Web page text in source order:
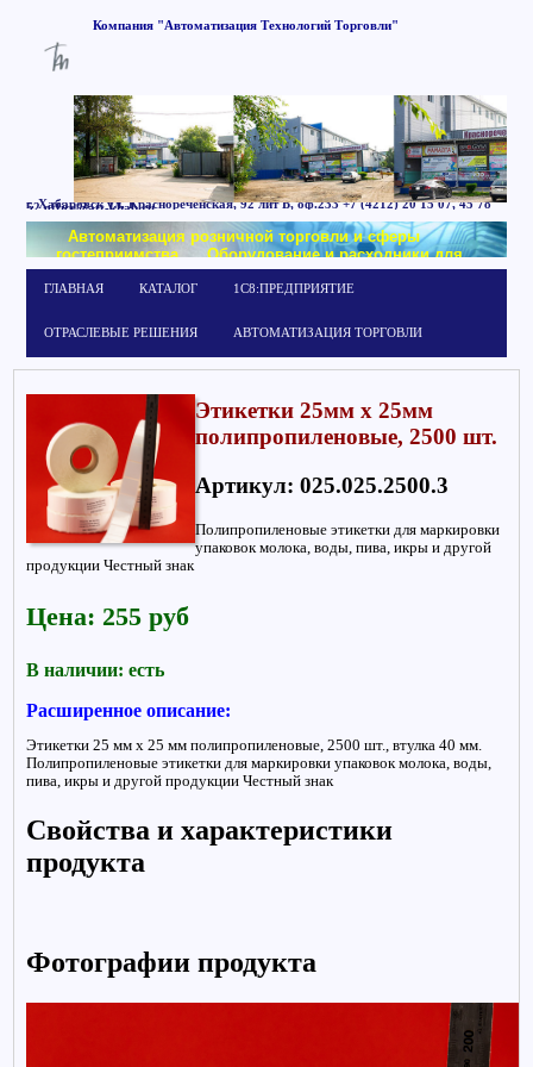
Компания "Автоматизация Технологий Торговли"
г. Хабаровскул. Краснореченская, 92 лит Б,оф.233+7 (4212) 20 15 07, 45 78
52office@att-khab.ru
Автоматизация розничной торговли и сферы
гостеприимства
Оборудование и расходники для
маркировки
Обучение работе в системе
1С:Предприятие
ГЛАВНАЯ КАТАЛОГ 1С8:ПРЕДПРИЯТИЕ
ОТРАСЛЕВЫЕ РЕШЕНИЯ АВТОМАТИЗАЦИЯ ТОРГОВЛИ
Этикетки 25мм х 25мм
полипропиленовые, 2500 шт.
Артикул: 025.025.2500.3
Полипропиленовые этикетки для маркировки
упаковок молока, воды, пива, икры и другой
продукции Честный знак
Цена: 255 руб
В наличии: есть
Расширенное описание:
Этикетки 25 мм х 25 мм полипропиленовые, 2500 шт., втулка 40 мм.
Полипропиленовые этикетки для маркировки упаковок молока, воды,
пива, икры и другой продукции Честный знак
Свойства и характеристики
продукта
Фотографии продукта